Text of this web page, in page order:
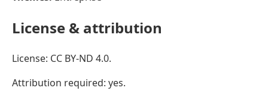
License & attribution
License: CC BY-ND 4.0.
Attribution required: yes.